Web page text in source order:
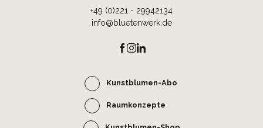
+49 (0)221 - 29942134
info@bluetenwerk.de
Kunstblumen-Abo
Raumkonzepte